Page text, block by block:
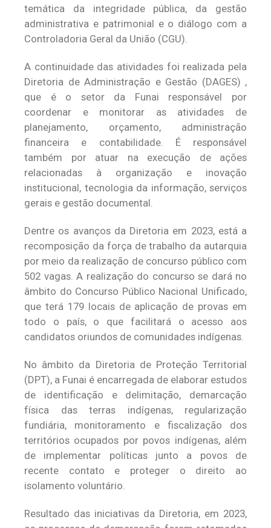
temática da integridade pública, da gestão
administrativa e patrimonial e o diálogo com a
Controladoria Geral da União (CGU).
A continuidade das atividades foi realizada pela
Diretoria de Administração e Gestão (DAGES) ,
que é o setor da Funai responsável por
coordenar e monitorar as atividades de
planejamento, orçamento, administração
financeira e contabilidade. É responsável
também por atuar na execução de ações
relacionadas à organização e inovação
institucional, tecnologia da informação, serviços
gerais e gestão documental.
Dentre os avanços da Diretoria em 2023, está a
recomposição da força de trabalho da autarquia
por meio da realização de concurso público com
502 vagas. A realização do concurso se dará no
âmbito do Concurso Público Nacional Unificado,
que terá 179 locais de aplicação de provas em
todo o país, o que facilitará o acesso aos
candidatos oriundos de comunidades indígenas.
No âmbito da Diretoria de Proteção Territorial
(DPT), a Funai é encarregada de elaborar estudos
de identificação e delimitação, demarcação
física das terras indígenas, regularização
fundiária, monitoramento e fiscalização dos
territórios ocupados por povos indígenas, além
de implementar políticas junto a povos de
recente contato e proteger o direito ao
isolamento voluntário.
Resultado das iniciativas da Diretoria, em 2023,